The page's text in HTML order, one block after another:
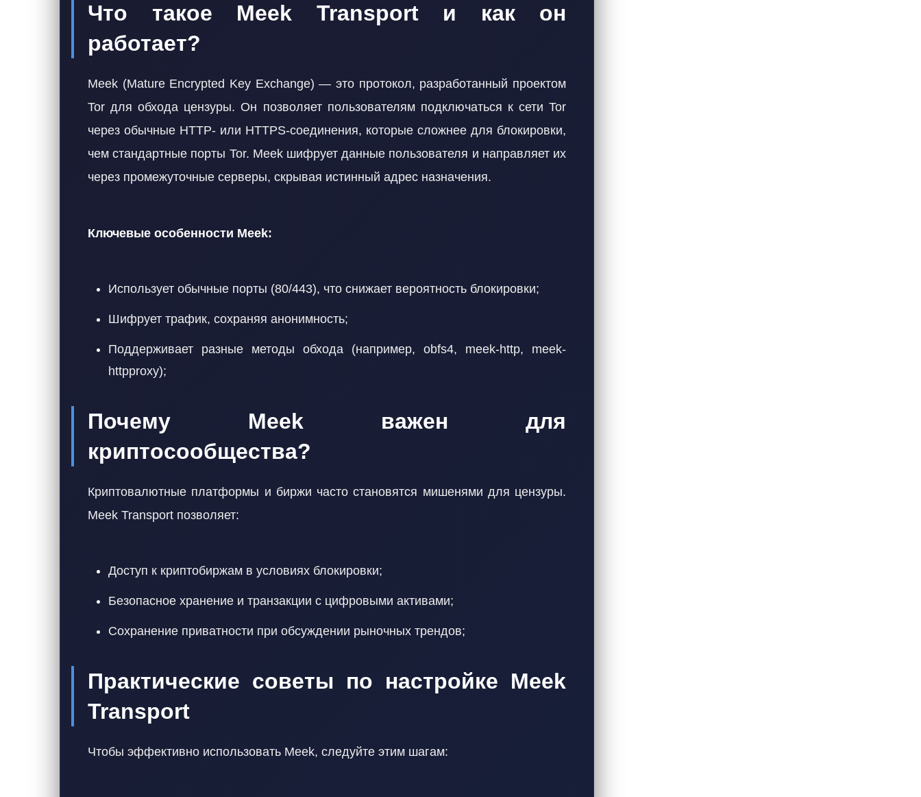
Что такое Meek Transport и как он
работает?
Meek (Mature Encrypted Key Exchange) — это протокол, разработанный проектом
Tor для обхода цензуры. Он позволяет пользователям подключаться к сети Tor
через обычные HTTP- или HTTPS-соединения, которые сложнее для блокировки,
чем стандартные порты Tor. Meek шифрует данные пользователя и направляет их
через промежуточные серверы, скрывая истинный адрес назначения.
Ключевые особенности Meek:
Использует обычные порты (80/443), что снижает вероятность блокировки;
Шифрует трафик, сохраняя анонимность;
Поддерживает разные методы обхода (например, obfs4, meek-http, meek-
httpproxy);
Почему Meek важен для
криптосообщества?
Криптовалютные платформы и биржи часто становятся мишенями для цензуры.
Meek Transport позволяет:
Доступ к криптобиржам в условиях блокировки;
Безопасное хранение и транзакции с цифровыми активами;
Сохранение приватности при обсуждении рыночных трендов;
Практические советы по настройке Meek
Transport
Чтобы эффективно использовать Meek, следуйте этим шагам: